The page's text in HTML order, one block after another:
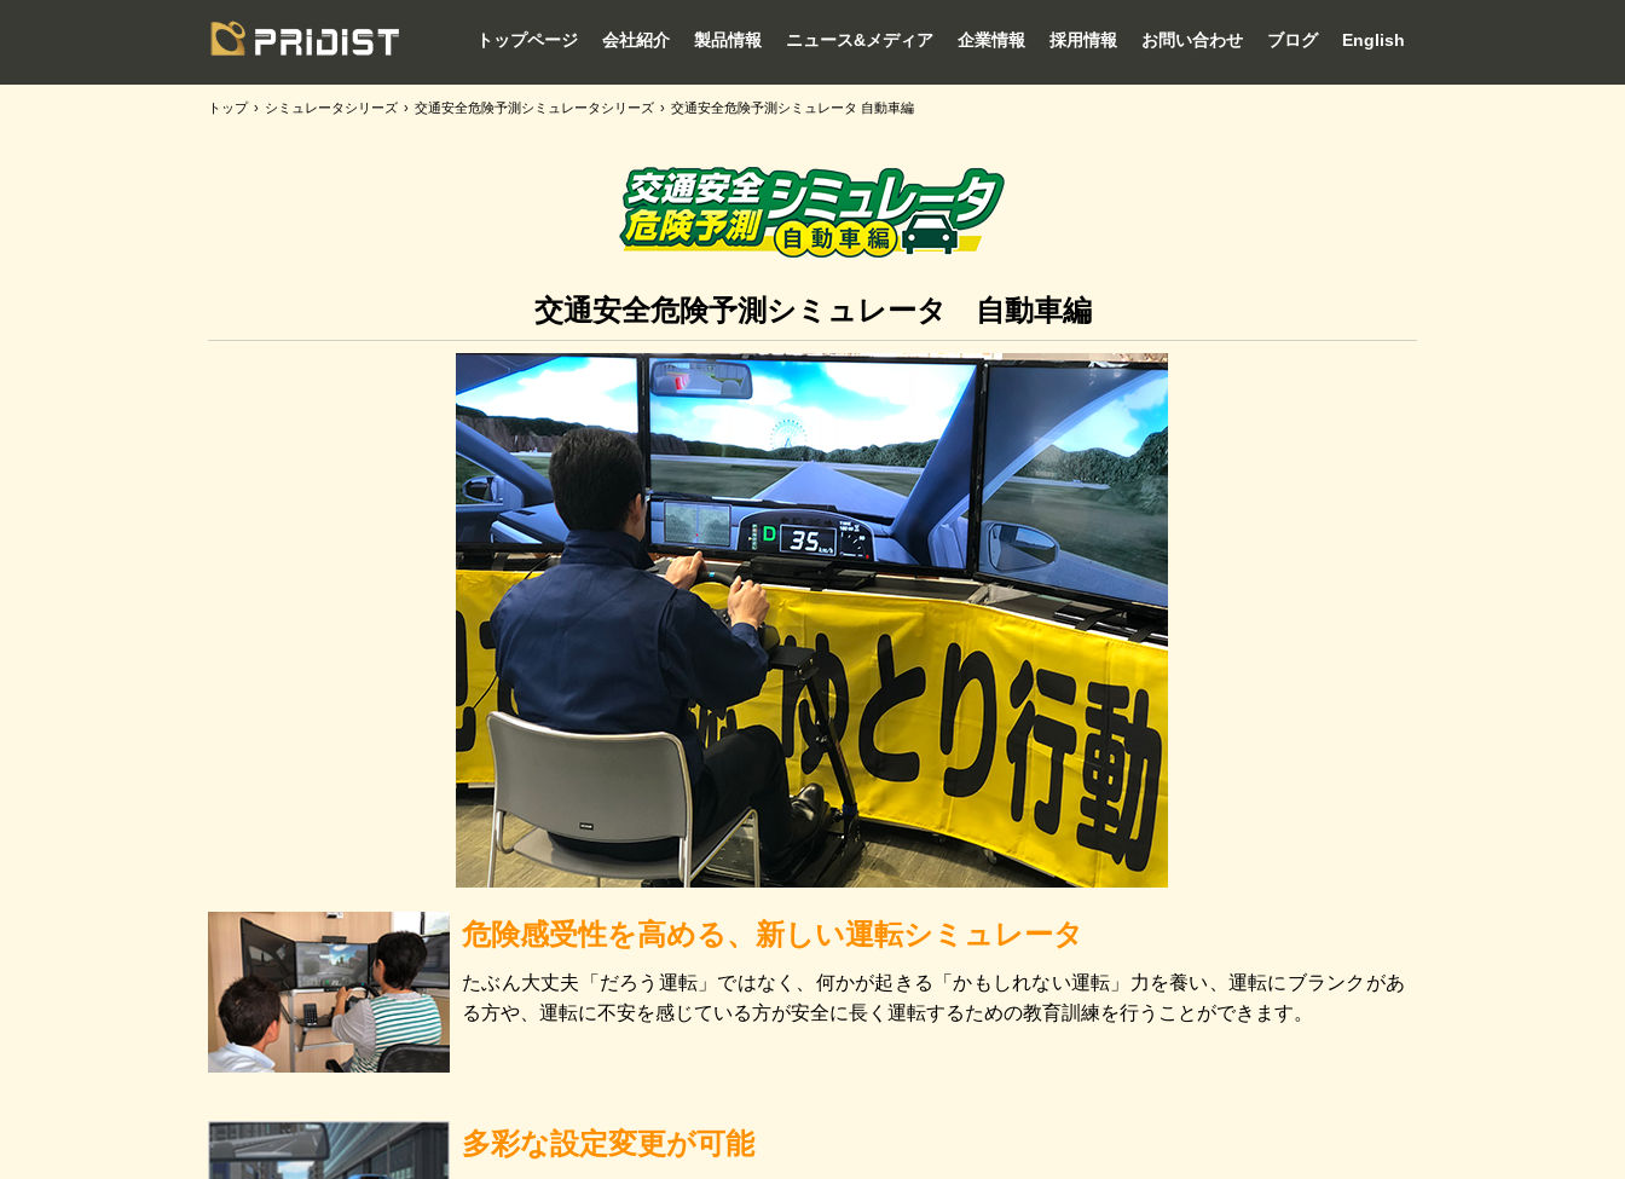
トップページ 会社紹介 製品情報 ニュース&メディア 企業情報 採用情報 お問い合わせ ブログ English
トップ › シミュレータシリーズ › 交通安全危険予測シミュレータシリーズ › 交通安全危険予測シミュレータ 自動車編
交通安全危険予測シミュレータ 自動車編
危険感受性を高める、新しい運転シミュレータ
たぶん大丈夫「だろう運転」ではなく、何かが起きる「かもしれない運転」力を養い、運転にブランクがあ
る方や、運転に不安を感じている方が安全に長く運転するための教育訓練を行うことができます。
多彩な設定変更が可能